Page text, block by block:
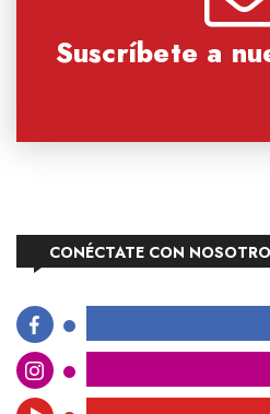
Suscríbete a
CONÉCTATE CON